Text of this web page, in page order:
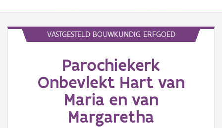
Aanduidingsobject
VASTGESTELD BOUWKUNDIG ERFGOED
Parochiekerk
Onbevlekt Hart van
Maria en van
Margaretha